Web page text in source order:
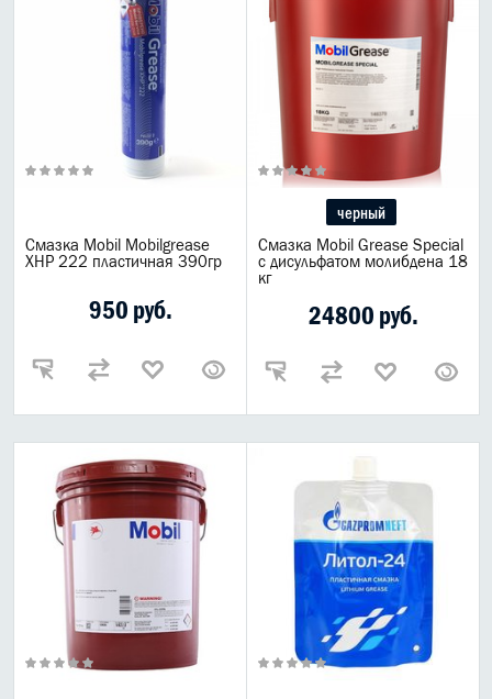
Смазка Mobil Mobilgrease
XHP 222 пластичная 390гр
950 руб.
черный
Смазка Mobil Grease Special
с дисульфатом молибдена 18
кг
24800 руб.